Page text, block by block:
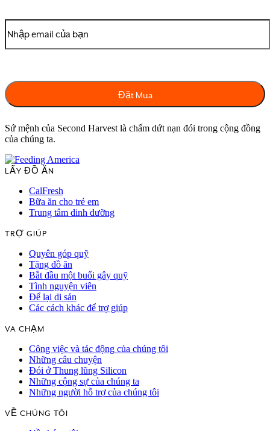
Sứ mệnh của Second Harvest là chấm dứt nạn đói trong cộng đồng
của chúng ta.
LẤY ĐỒ ĂN
CalFresh
Bữa ăn cho trẻ em
Trung tâm dinh dưỡng
TRỢ GIÚP
Quyên góp quỹ
Tặng đồ ăn
Bắt đầu một buổi gây quỹ
Tình nguyện viên
Để lại di sản
Các cách khác để trợ giúp
VA CHẠM
Công việc và tác động của chúng tôi
Những câu chuyện
Đói ở Thung lũng Silicon
Những cộng sự của chúng ta
Những người hỗ trợ của chúng tôi
VỀ CHÚNG TÔI